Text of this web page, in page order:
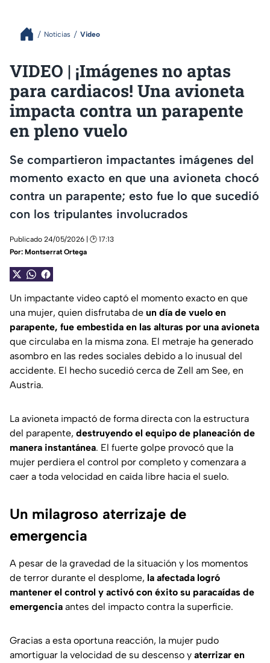
Noticias Video
VIDEO | ¡Imágenes no aptas
para cardiacos! Una avioneta
impacta contra un parapente
en pleno vuelo
Se compartieron impactantes imágenes del
momento exacto en que una avioneta chocó
contra un parapente; esto fue lo que sucedió
con los tripulantes involucrados
Publicado 24/05/2026 | 🕑 17:13
Por: Montserrat Ortega
Un impactante video captó el momento exacto en que
una mujer, quien disfrutaba de un día de vuelo en
parapente, fue embestida en las alturas por una avioneta
que circulaba en la misma zona. El metraje ha generado
asombro en las redes sociales debido a lo inusual del
accidente. El hecho sucedió cerca de Zell am See, en
Austria.
La avioneta impactó de forma directa con la estructura
del parapente, destruyendo el equipo de planeación de
manera instantánea. El fuerte golpe provocó que la
mujer perdiera el control por completo y comenzara a
caer a toda velocidad en caída libre hacia el suelo.
Un milagroso aterrizaje de
emergencia
A pesar de la gravedad de la situación y los momentos
de terror durante el desplome, la afectada logró
mantener el control y activó con éxito su paracaídas de
emergencia antes del impacto contra la superficie.
Gracias a esta oportuna reacción, la mujer pudo
amortiguar la velocidad de su descenso y aterrizar en